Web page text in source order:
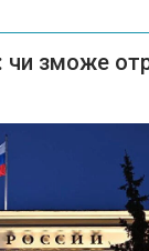
чи зможе